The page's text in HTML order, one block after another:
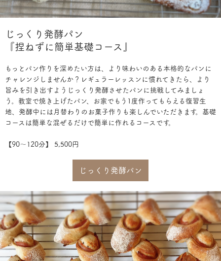
じっくり発酵パン
『捏ねずに簡単基礎コース』
もっとパン作りを深めたい方は、より味わいのある本格的なパンに
チャレンジしませんか？レギュラーレッスンに慣れてきたら、より
旨みを引き出すようじっくり発酵させたパンに挑戦してみましょ
う。教室で焼き上げたパン、お家でもう1度作ってもらえる復習生
地、発酵中には月替わりのお菓子作りも楽しんでいただきます。基礎
コースは簡単な混ぜるだけで簡単に作れるコースです。
【90〜120分】 5,500円
じっくり発酵パン